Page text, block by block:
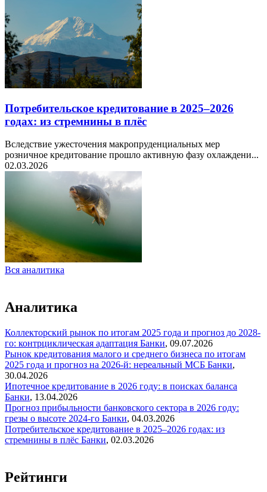
Потребительское кредитование в 2025–2026
годах: из стремнины в плёс
Вследствие ужесточения макропруденциальных мер
розничное кредитование прошло активную фазу охлаждени...
02.03.2026
Вся аналитика
Аналитика
Коллекторский рынок по итогам 2025 года и прогноз до 2028-
го: контрциклическая адаптация Банки, 09.07.2026
Рынок кредитования малого и среднего бизнеса по итогам
2025 года и прогноз на 2026-й: нереальный МСБ Банки,
30.04.2026
Ипотечное кредитование в 2026 году: в поисках баланса
Банки, 13.04.2026
Прогноз прибыльности банковского сектора в 2026 году:
грезы о высоте 2024-го Банки, 04.03.2026
Потребительское кредитование в 2025–2026 годах: из
стремнины в плёс Банки, 02.03.2026
Рейтинги